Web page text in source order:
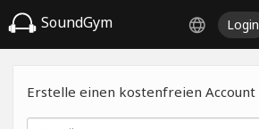
SoundGym Login
Erstelle einen kostenfreien Account